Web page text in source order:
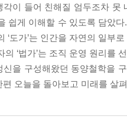
각이 들어 친해질 엄두조차
쉽게 이해할 수 있도록 담았
‘도가’는 인간을 자연의 일부
의 ‘법가’는 조직 운영 원리를
신을 구성해왔던 동양철학을
편 오늘을 돌아보고 미래를 살